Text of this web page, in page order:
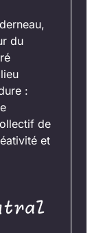
du
:
de
et